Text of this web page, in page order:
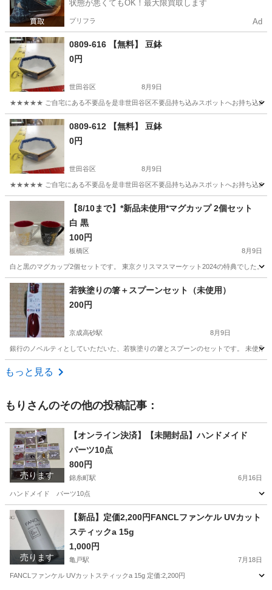
状態が悪くてもOK！最大限買取します
プリフラ Ad
0809-616 【無料】 豆鉢
0円
世田谷区 8月9日
★★★★★ ご自宅にある不要品を是非世田谷区不要品持ち込みスポットへお持ち込みし
東京 世田谷区 スポット
0809-612 【無料】 豆鉢
0円
世田谷区 8月9日
★★★★★ ご自宅にある不要品を是非世田谷区不要品持ち込みスポットへお持ち込みし
東京 世田谷区 スポット
【8/10まで】*新品未使用*マグカップ 2個セット
白 黒
100円
板橋区 8月9日
白と黒のマグカップ2個セットです。 東京クリスマスマーケット2024の特典でした。
東京 板橋区 食器 マグカップ
若狭塗りの箸＋スプーンセット（未使用）
200円
京成高砂駅 8月9日
銀行のノベルティとしていただいた、若狭塗りの箸とスプーンのセットです。 未使用
東京 葛飾区
もっと見る
もり さんのその他の投稿記事：
売ります
【オンライン決済】【未開封品】ハンドメイド
パーツ10点
800円
錦糸町駅 6月16日
ハンドメイド パーツ10点
東京 墨田区 錦糸町駅 その他
売ります
【新品】定価2,200円FANCLファンケル UVカット
スティックa 15g
1,000円
亀戸駅 7月18日
FANCLファンケル UVカットスティックa 15g 定価:2,200円